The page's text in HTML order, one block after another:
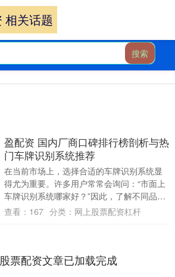
搜索
相关话题
盈配资 国内厂商口碑排行榜剖析与热
门车牌识别系统推荐
在当前市场上，选择合适的车牌识别系统显
得尤为重要。许多用户常常会询问：“市面上
车牌识别系统哪家好？”因此，了解不同品牌
的信誉和用户反馈成为购买决策的关键。热
查看： 167 分类： 网上股票配资杠杆
票配资文章已加载完成